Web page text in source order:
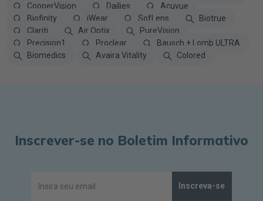
CooperVision
Dailies
Acuvue
Biofinity
iWear SofLens
Biotrue
Clariti
Air Optix
PureVision
Precision1
Proclear
Bausch + Lomb ULTRA
Biomedics
Avaira Vitality Colored
Inscrever-se no Boletim Informativo
Inscreva-se